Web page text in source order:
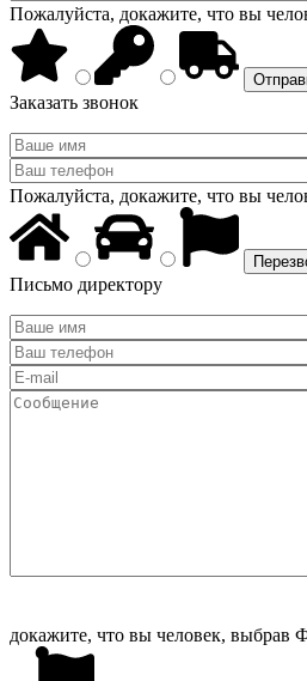
Пожалуйста, докажите, что вы
Заказать звонок
Пожалуйста, докажите, что вы
Письмо директору
докажите, что вы человек, выбрав